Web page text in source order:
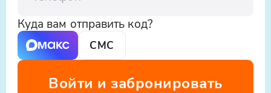
Куда вам отправить код?
СМС
Войти и забронировать